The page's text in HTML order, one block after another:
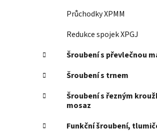
Průchodky XPMM
Redukce spojek XPGJ
Šroubení s převlečnou
Šroubení s trnem
Šroubení s řezným
mosaz
Funkční šroubení,